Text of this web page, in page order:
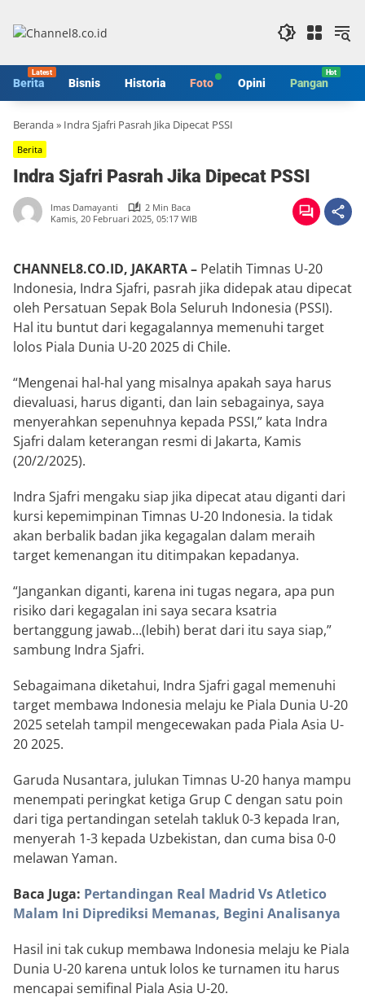
konten
Berita Bisnis Historia Foto Opini Pangan
Beranda» Indra Sjafri Pasrah Jika Dipecat PSSI
Berita
Indra Sjafri Pasrah Jika Dipecat PSSI
Imas Damayanti
2 Min Baca
Kamis, 20 Februari 2025, 05:17 WIB
CHANNEL8.CO.ID, JAKARTA – Pelatih Timnas U-20
Indonesia, Indra Sjafri, pasrah jika didepak atau dipecat
oleh Persatuan Sepak Bola Seluruh Indonesia (PSSI).
Hal itu buntut dari kegagalannya memenuhi target
lolos Piala Dunia U-20 2025 di Chile.
“Mengenai hal-hal yang misalnya apakah saya harus
dievaluasi, harus diganti, dan lain sebagainya, saya
menyerahkan sepenuhnya kepada PSSI,” kata Indra
Sjafri dalam keterangan resmi di Jakarta, Kamis
(20/2/2025).
Indra Sjafri mengaku siap jika dipecat atau diganti dari
kursi kepemimpinan Timnas U-20 Indonesia. Ia tidak
akan berbalik badan jika kegagalan dalam meraih
target kemenangan itu ditimpakan kepadanya.
“Jangankan diganti, karena ini tugas negara, apa pun
risiko dari kegagalan ini saya secara ksatria
bertanggung jawab…(lebih) berat dari itu saya siap,”
sambung Indra Sjafri.
Sebagaimana diketahui, Indra Sjafri gagal memenuhi
target membawa Indonesia melaju ke Piala Dunia U-20
2025 setelah tampil mengecewakan pada Piala Asia U-
20 2025.
Garuda Nusantara, julukan Timnas U-20 hanya mampu
menempati peringkat ketiga Grup C dengan satu poin
dari tiga pertandingan setelah takluk 0-3 kepada Iran,
menyerah 1-3 kepada Uzbekistan, dan cuma bisa 0-0
melawan Yaman.
Baca Juga: Pertandingan Real Madrid Vs Atletico
Malam Ini Diprediksi Memanas, Begini Analisanya
Hasil ini tak cukup membawa Indonesia melaju ke Piala
Dunia U-20 karena untuk lolos ke turnamen itu harus
mencapai semifinal Piala Asia U-20.